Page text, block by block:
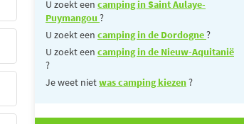
U zoekt een camping in Saint Aulaye-
Puymangou ?
U zoekt een camping in de Dordogne?
U zoekt een camping in de Nieuw-Aquitanië
?
Je weet nietwas camping kiezen?